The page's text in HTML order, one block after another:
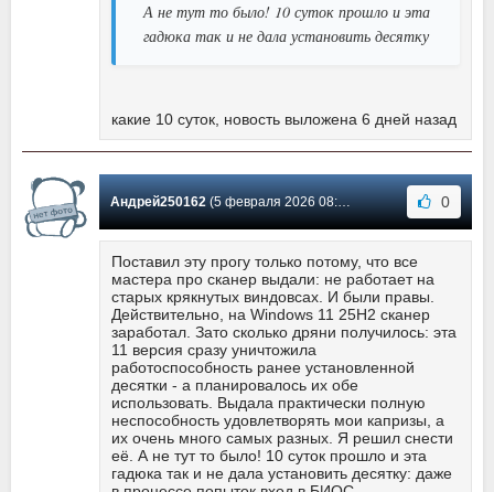
А не тут то было! 10 суток прошло и эта
гадюка так и не дала установить десятку
какие 10 суток, новость выложена 6 дней назад
Андрей250162(5 февраля 2026 08:25) Сообщение #20 0
Поставил эту прогу только потому, что все
мастера про сканер выдали: не работает на
старых крякнутых виндовсах. И были правы.
Действительно, на Windows 11 25H2 сканер
заработал. Зато сколько дряни получилось: эта
11 версия сразу уничтожила
работоспособность ранее установленной
десятки - а планировалось их обе
использовать. Выдала практически полную
неспособность удовлетворять мои капризы, а
их очень много самых разных. Я решил снести
её. А не тут то было! 10 суток прошло и эта
гадюка так и не дала установить десятку: даже